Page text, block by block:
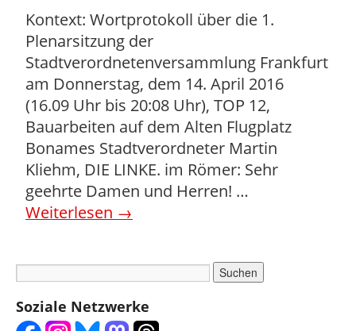
Kontext: Wortprotokoll über die 1.
Plenarsitzung der
Stadtverordnetenversammlung Frankfurt
am Donnerstag, dem 14. April 2016
(16.09 Uhr bis 20:08 Uhr), TOP 12,
Bauarbeiten auf dem Alten Flugplatz
Bonames Stadtverordneter Martin
Kliehm, DIE LINKE. im Römer: Sehr
geehrte Damen und Herren! …
Weiterlesen →
Soziale Netzwerke